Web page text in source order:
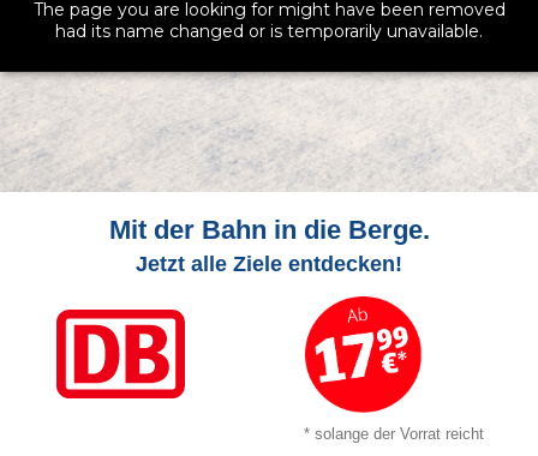
Mit der Bahn in die Berge.
Jetzt alle Ziele entdecken!
* solange der Vorrat reicht